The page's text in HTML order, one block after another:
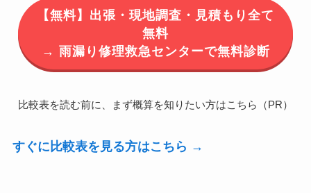
【無料】出張・現地調査・見積もり全て
無料
→ 雨漏り修理救急センターで無料診断
比較表を読む前に、まず概算を知りたい方はこちら（PR）
すぐに比較表を見る方はこちら →